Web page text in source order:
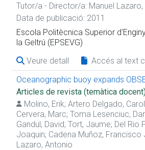
Tutor/a - Director/a: Manuel
Data de publicació: 2011
Escola Politècnica Superior
la Geltrú (EPSEVG)
Veure detall
Accés al text
Oceanographic buoy expands
Articles de revista (temàtica
Molino, Erik; Artero Delgado,
Cervera, Marc; Toma Lesenciuc,
Gandul, David; Tort, Jaume; Del Rio
Joaquin; Cadena Muñoz, Francisco
Lazaro, Antonio